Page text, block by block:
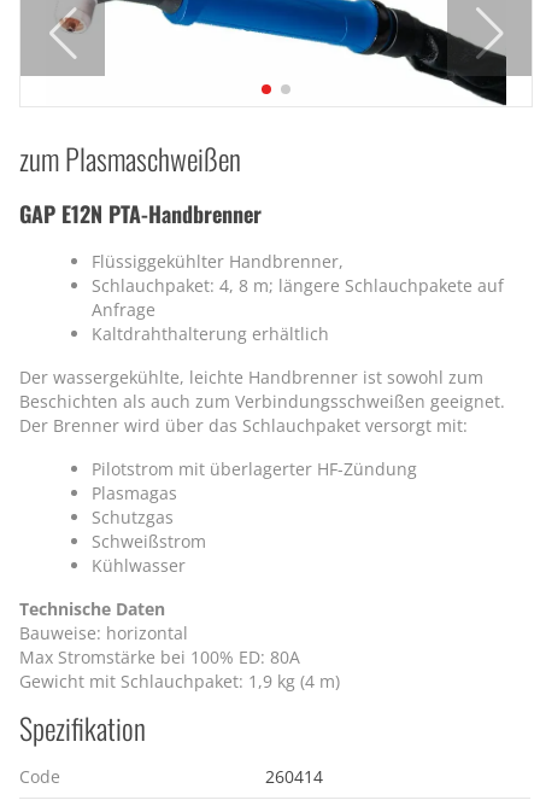
zum Plasmaschweißen
GAP E12N PTA-Handbrenner
Flüssiggekühlter Handbrenner,
Schlauchpaket: 4, 8 m; längere Schlauchpakete auf
Anfrage
Kaltdrahthalterung erhältlich
Der wassergekühlte, leichte Handbrenner ist sowohl zum
Beschichten als auch zum Verbindungsschweißen geeignet.
Der Brenner wird über das Schlauchpaket versorgt mit:
Pilotstrom mit überlagerter HF-Zündung
Plasmagas
Schutzgas
Schweißstrom
Kühlwasser
Technische Daten
Bauweise: horizontal
Max Stromstärke bei 100% ED: 80A
Gewicht mit Schlauchpaket: 1,9 kg (4 m)
Spezifikation
Code
260414